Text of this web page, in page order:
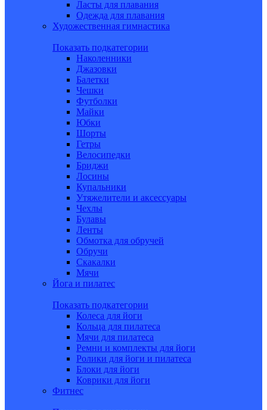
Ласты для плавания
Одежда для плавания
Художественная гимнастика
Показать подкатегории
Наколенники
Джазовки
Балетки
Чешки
Футболки
Майки
Юбки
Шорты
Гетры
Велосипедки
Бриджи
Лосины
Купальники
Утяжелители и аксессуары
Чехлы
Булавы
Ленты
Обмотка для обручей
Обручи
Скакалки
Мячи
Йога и пилатес
Показать подкатегории
Колеса для йоги
Кольца для пилатеса
Мячи для пилатеса
Ремни и комплекты для йоги
Ролики для йоги и пилатеса
Блоки для йоги
Коврики для йоги
Фитнес